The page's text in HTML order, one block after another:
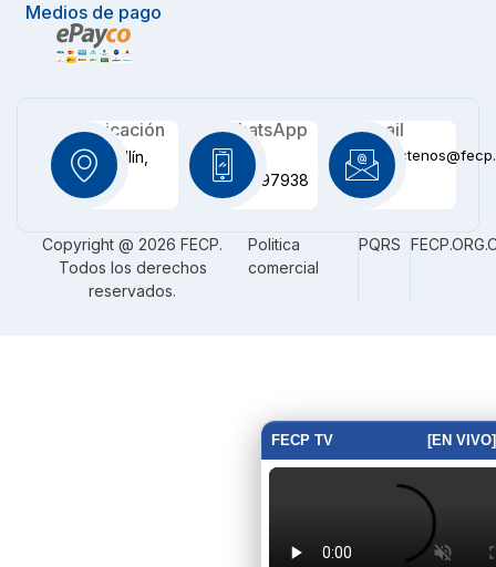
FECP TV [EN VIVO]
Medios de pago
Ubicación
Medellín,
CO
WhatsApp
+57
3116097938
Email
Copyright @ 2026 FECP.
Todos los derechos
reservados.
Politica
comercial
PQRS